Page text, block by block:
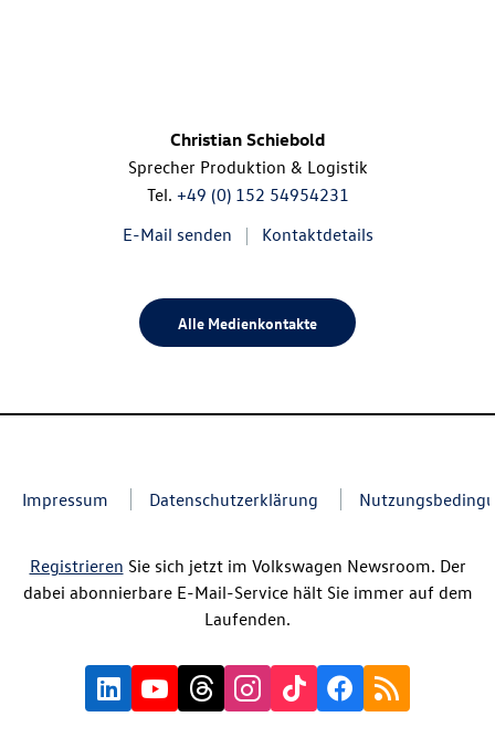
Christian Schiebold
Sprecher Produktion & Logistik
Tel. +49 (0) 152 54954231
E-Mail senden
Kontaktdetails
Alle Medienkontakte
Impressum Datenschutzerklärung
Registrieren Sie sich jetzt im Volkswagen Newsroom. Der
dabei abonnierbare E-Mail-Service hält Sie immer auf dem
Laufenden.